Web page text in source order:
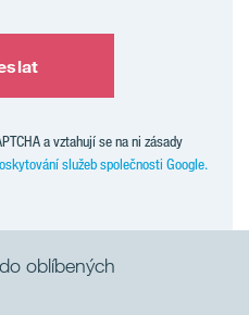
oblíbených
a vztahují se na ni zásady
služeb společnosti Google.